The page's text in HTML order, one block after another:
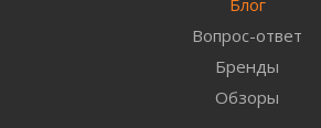
Вопрос-ответ
Бренды
Обзоры